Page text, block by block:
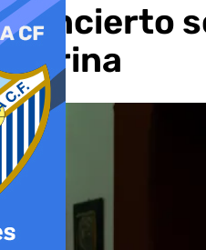
Concierto
Marina